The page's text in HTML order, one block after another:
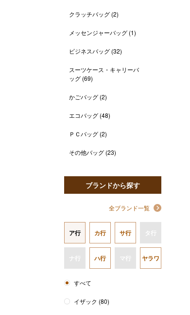
クラッチバッグ (2)
メッセンジャーバッグ (1)
ビジネスバッグ (32)
スーツケース・キャリーバ
ッグ (69)
かごバッグ (2)
エコバッグ (48)
ＰＣバッグ (2)
その他バッグ (23)
ブランドから探す
全ブランド一覧
ア行 カ行 サ行 タ行
ナ行 ハ行 マ行 ヤラワ
すべて
イザック (80)